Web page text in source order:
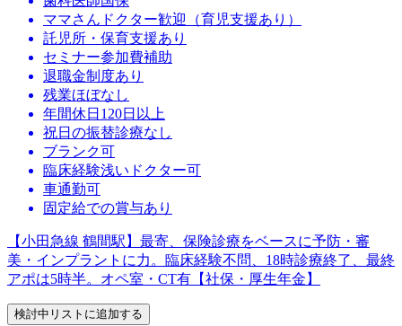
ママさんドクター歓迎（育児支援あり）
託児所・保育支援あり
セミナー参加費補助
退職金制度あり
残業ほぼなし
年間休日120日以上
祝日の振替診療なし
ブランク可
臨床経験浅いドクター可
車通勤可
固定給での賞与あり
【小田急線 鶴間駅】最寄、保険診療をベースに予防・審
美・インプラントに力。臨床経験不問、18時診療終了、最終
アポは5時半。オペ室・CT有【社保・厚生年金】